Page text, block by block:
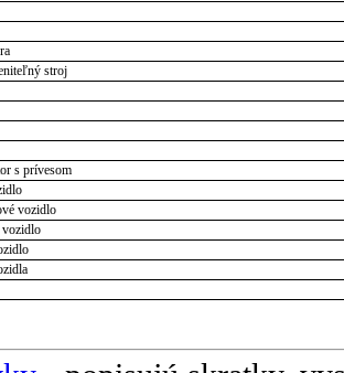
stroj
s prívesom
vozidlo
vozidlo